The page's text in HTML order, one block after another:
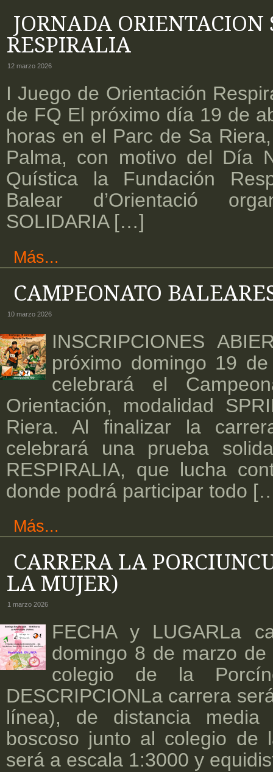
JORNADA
RESPIRALIA
12 marzo 2026
I Juego de Orientación
de FQ El próximo día 19 de
horas en el Parc de Sa
Palma, con motivo del Día
Quística la Fundación
Balear d’Orientació
SOLIDARIA […]
Más...
CAMPEONATO
10 marzo 2026
INSCRIPCIONES
próximo domingo 19
celebrará el
Orientación, modalidad
Riera. Al finalizar la
celebrará una prueba
RESPIRALIA, que lucha
donde podrá participar todo
Más...
CARRERA LA
LA MUJER)
1 marzo 2026
FECHA y LUGARLa
domingo 8 de marzo
colegio de la
DESCRIPCIONLa carrera
línea), de distancia
boscoso junto al colegio de
será a escala 1:3000 y